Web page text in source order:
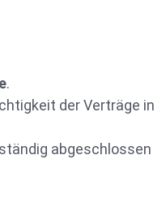
.
der Verträge in
abgeschlossen